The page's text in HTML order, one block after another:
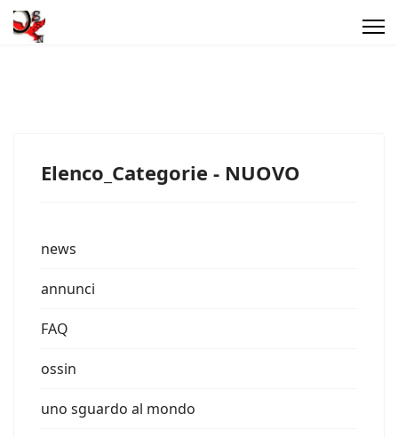
Elenco_Categorie - NUOVO
news
annunci
FAQ
ossin
uno sguardo al mondo